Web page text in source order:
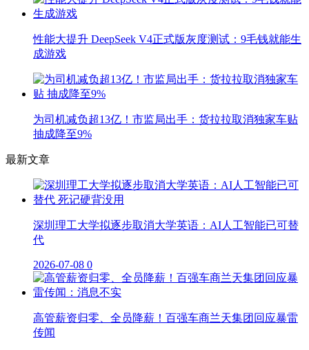
性能大提升 DeepSeek V4正式版灰度测试：9毛钱就能生
成游戏
为司机减负超13亿！市监局出手：货拉拉取消独家车贴
抽成降至9%
最新文章
深圳理工大学拟逐步取消大学英语：AI人工智能已可替
代
2026-07-08 0
高管薪资归零、全员降薪！百强车商兰天集团回应暴雷
传闻